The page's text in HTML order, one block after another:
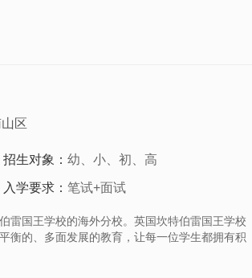
区
招生对象：幼、小、初、高
入学要求：笔试+面试
雷国王学校的海外分校。英国坎特伯雷国王学校
衡的、多面发展的教育，让每一位学生都拥有积